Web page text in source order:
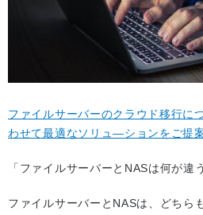
ファイルサーバーのクラウド移行に
わせて最適なソリュ―ションをご提
「ファイルサーバーとNASは何が違
ファイルサーバーとNASは、どちら